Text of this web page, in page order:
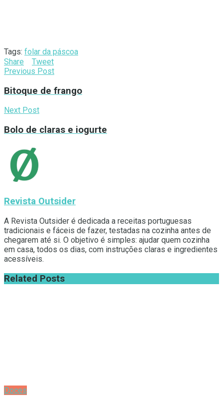
Tags: folar da páscoa
Share
Tweet
Previous Post
Bitoque de frango
Next Post
Bolo de claras e iogurte
Revista Outsider
A Revista Outsider é dedicada a receitas portuguesas
tradicionais e fáceis de fazer, testadas na cozinha antes de
chegarem até si. O objetivo é simples: ajudar quem cozinha
em casa, todos os dias, com instruções claras e ingredientes
acessíveis.
Related Posts
Doces